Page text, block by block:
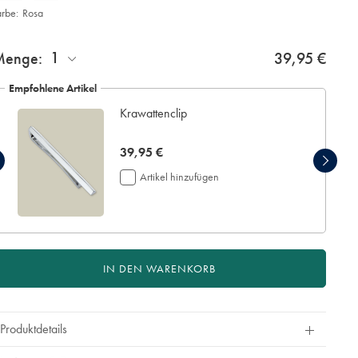
Rosa
1 39,95 €
Empfohlene Artikel
Krawattenclip
now
39,95
€
39,95 €
Artikel hinzufügen
IN DEN WARENKORB
Produktdetails